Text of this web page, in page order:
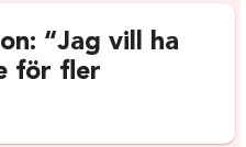
“Jag vill ha
för fler